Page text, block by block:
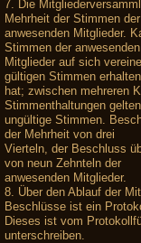
7. Die
Mehrheit der Stimmen der
anwesenden Mitglieder.
Stimmen der anwesenden
Mitglieder auf sich
gültigen Stimmen erhalten
hat; zwischen mehreren
Stimmenthaltungen
ungültige Stimmen.
der Mehrheit von drei
Vierteln, der Beschluss
von neun Zehnteln der
anwesenden Mitglieder.
8. Über den Ablauf der
Beschlüsse ist ein
Dieses ist vom
unterschreiben.